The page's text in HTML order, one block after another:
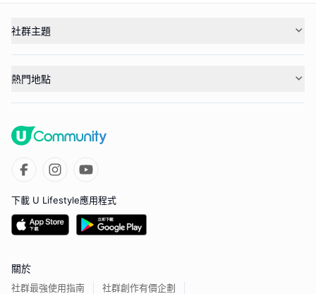
社群主題
熱門地點
下載 U Lifestyle應用程式
關於
社群最強使用指南
社群創作有價企劃